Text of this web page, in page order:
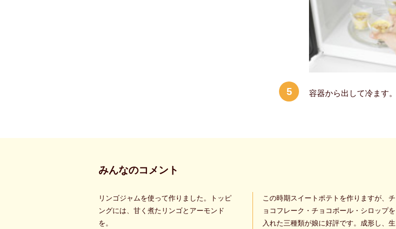
5 容器から出して冷ます。
みんなのコメント
リンゴジャムを使って作りました。トッピ
ングには、甘く煮たリンゴとアーモンド
を。
この時期スイートポテトを作りますが、チ
ョコフレーク・チョコボール・シロップを
入れた三種類が娘に好評です。成形し、生